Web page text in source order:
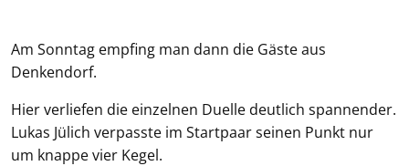
Am Sonntag empfing man dann die Gäste aus
Denkendorf.
Hier verliefen die einzelnen Duelle deutlich spannender.
Lukas Jülich verpasste im Startpaar seinen Punkt nur
um knappe vier Kegel.